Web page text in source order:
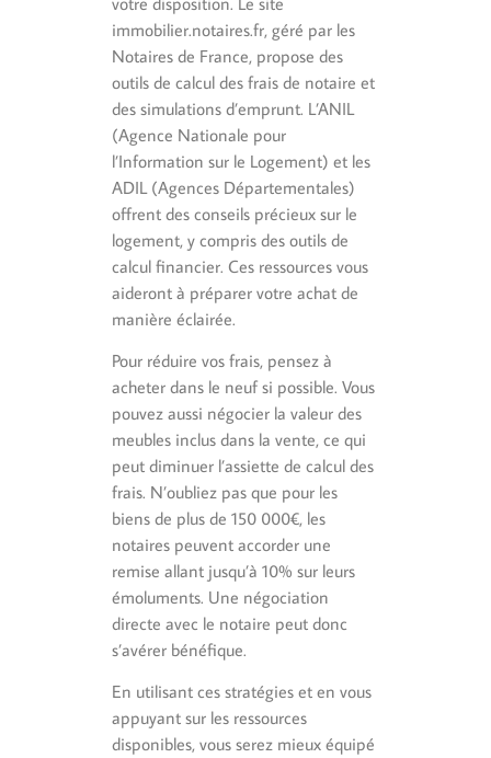
immobilier.notaires.fr, géré par les
Notaires de France, propose des
outils de calcul des frais de notaire et
des simulations d’emprunt. L’ANIL
(Agence Nationale pour
l’Information sur le Logement) et les
ADIL (Agences Départementales)
offrent des conseils précieux sur le
logement, y compris des outils de
calcul financier. Ces ressources vous
aideront à préparer votre achat de
manière éclairée.
Pour réduire vos frais, pensez à
acheter dans le neuf si possible. Vous
pouvez aussi négocier la valeur des
meubles inclus dans la vente, ce qui
peut diminuer l’assiette de calcul des
frais. N’oubliez pas que pour les
biens de plus de 150 000€, les
notaires peuvent accorder une
remise allant jusqu’à 10% sur leurs
émoluments. Une négociation
directe avec le notaire peut donc
s’avérer bénéfique.
En utilisant ces stratégies et en vous
appuyant sur les ressources
disponibles, vous serez mieux équipé